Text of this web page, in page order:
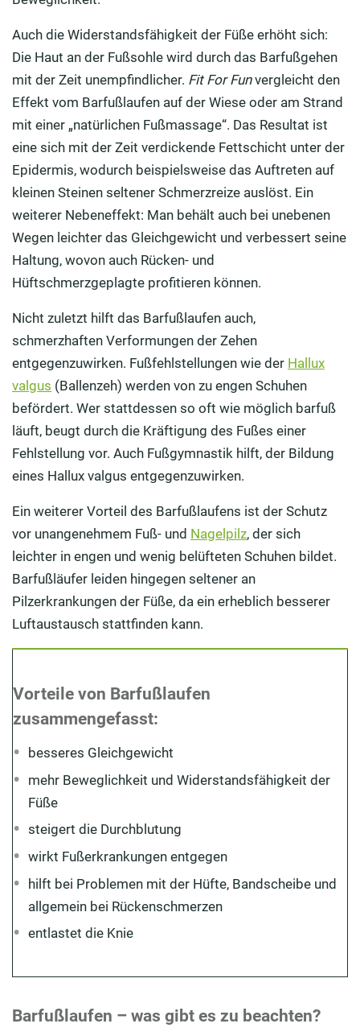
Auch die Widerstandsfähigkeit der Füße erhöht sich:
Die Haut an der Fußsohle wird durch das Barfußgehen
mit der Zeit unempfindlicher. Fit For Funvergleicht den
Effekt vom Barfußlaufen auf der Wiese oder am Strand
mit einer „natürlichen Fußmassage“. Das Resultat ist
eine sich mit der Zeit verdickende Fettschicht unter der
Epidermis, wodurch beispielsweise das Auftreten auf
kleinen Steinen seltener Schmerzreize auslöst. Ein
weiterer Nebeneffekt: Man behält auch bei unebenen
Wegen leichter das Gleichgewicht und verbessert seine
Haltung, wovon auch Rücken- und
Hüftschmerzgeplagte profitieren können.
Nicht zuletzt hilft das Barfußlaufen auch,
schmerzhaften Verformungen der Zehen
entgegenzuwirken. Fußfehlstellungen wie der Hallux
valgus (Ballenzeh) werden von zu engen Schuhen
befördert. Wer stattdessen so oft wie möglich barfuß
läuft, beugt durch die Kräftigung des Fußes einer
Fehlstellung vor. Auch Fußgymnastik hilft, der Bildung
eines Hallux valgus entgegenzuwirken.
Ein weiterer Vorteil des Barfußlaufens ist der Schutz
vor unangenehmem Fuß- und Nagelpilz, der sich
leichter in engen und wenig belüfteten Schuhen bildet.
Barfußläufer leiden hingegen seltener an
Pilzerkrankungen der Füße, da ein erheblich besserer
Luftaustausch stattfinden kann.
Vorteile von Barfußlaufen
zusammengefasst:
besseres Gleichgewicht
mehr Beweglichkeit und Widerstandsfähigkeit der
Füße
steigert die Durchblutung
wirkt Fußerkrankungen entgegen
hilft bei Problemen mit der Hüfte, Bandscheibe und
allgemein bei Rückenschmerzen
entlastet die Knie
Barfußlaufen – was gibt es zu beachten?